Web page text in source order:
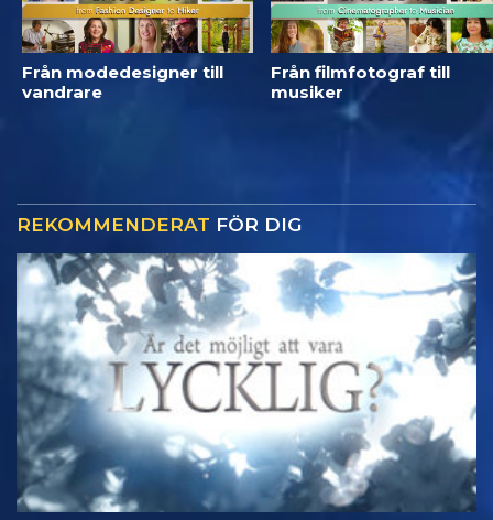
Från modedesigner till
vandrare
Från filmfotograf till
musiker
REKOMMENDERAT FÖR DIG